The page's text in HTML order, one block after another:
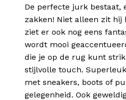
De perfecte jurk bestaat,
zakken! Niet alleen zit hij
ziet er ook nog eens
wordt mooi
die je op de rug kunt
stijlvolle touch.
met sneakers, boots of
gelegenheid. Ook